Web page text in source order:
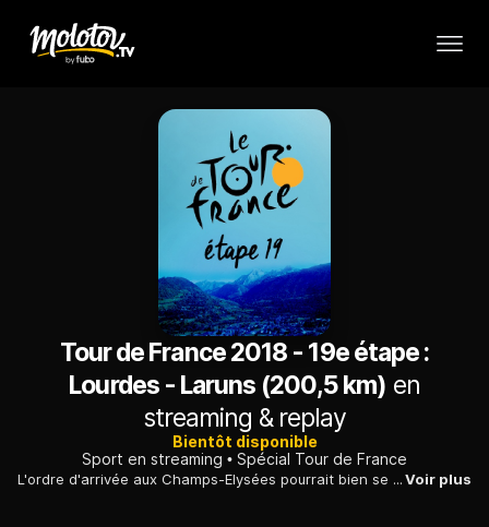
Tour de France 2018 - 19e étape :
Lourdes - Laruns (200,5 km) en
streaming & replay
Bientôt disponible
Sport en streaming
Spécial Tour de France
L'ordre d'arrivée aux Champs-Elysées pourrait bien se jouer lors de cette redoutable étape pyrénéenne qui enchaîne l'ascension du col d'Aspin celle du col du Tourmalet et enfin celle du col d'AubisqueVoir plus